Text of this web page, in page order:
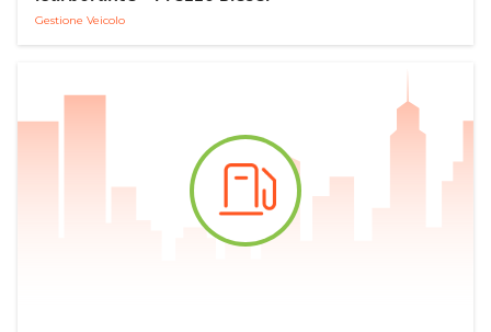
Gestione Veicolo